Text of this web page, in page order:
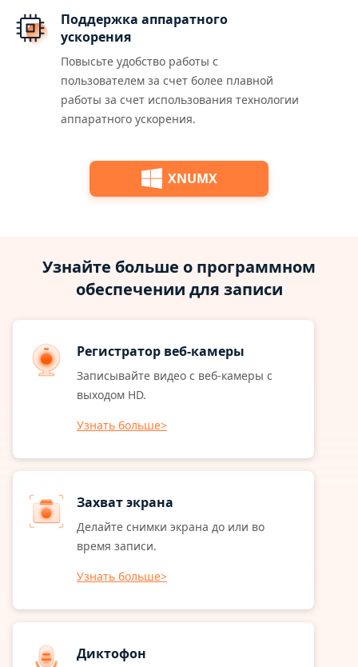
Поддержка аппаратного
ускорения
Повысьте удобство работы с
пользователем за счет более плавной
работы за счет использования технологии
аппаратного ускорения.
XNUMX
Узнайте больше о программном
обеспечении для записи
Регистратор веб-камеры
Записывайте видео с веб-камеры с
выходом HD.
Узнать больше>
Захват экрана
Делайте снимки экрана до или во
время записи.
Узнать больше>
Диктофон